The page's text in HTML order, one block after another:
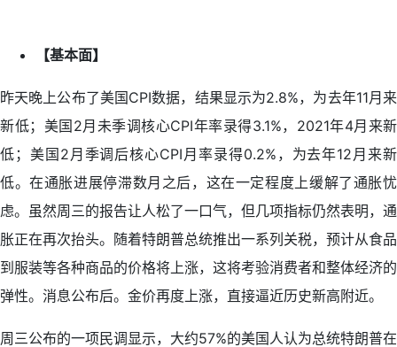
【基本面】
昨天晚上公布了美国CPI数据，结果显示为2.8%，为去年11月来
新低；美国2月未季调核心CPI年率录得3.1%，2021年4月来新
低；美国2月季调后核心CPI月率录得0.2%，为去年12月来新
低。在通胀进展停滞数月之后，这在一定程度上缓解了通胀忧
虑。虽然周三的报告让人松了一口气，但几项指标仍然表明，通
胀正在再次抬头。随着特朗普总统推出一系列关税，预计从食品
到服装等各种商品的价格将上涨，这将考验消费者和整体经济的
弹性。消息公布后。金价再度上涨，直接逼近历史新高附近。
周三公布的一项民调显示，大约57%的美国人认为总统特朗普在